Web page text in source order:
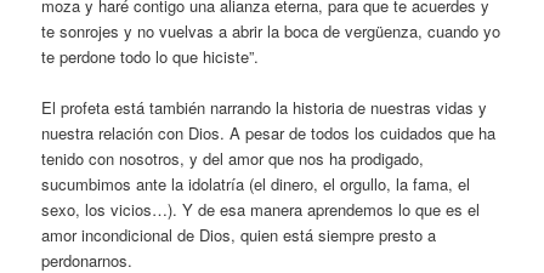
moza y haré contigo una alianza eterna, para que te acuerdes y
te sonrojes y no vuelvas a abrir la boca de vergüenza, cuando yo
te perdone todo lo que hiciste”.
El profeta está también narrando la historia de nuestras vidas y
nuestra relación con Dios. A pesar de todos los cuidados que ha
tenido con nosotros, y del amor que nos ha prodigado,
sucumbimos ante la idolatría (el dinero, el orgullo, la fama, el
sexo, los vicios…). Y de esa manera aprendemos lo que es el
amor incondicional de Dios, quien está siempre presto a
perdonarnos.